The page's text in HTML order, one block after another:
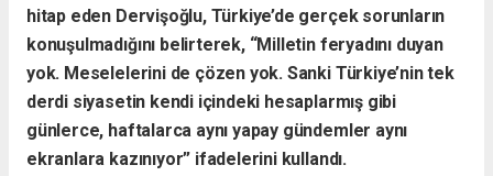
hitap eden Dervişoğlu, Türkiye’de gerçek sorunların
konuşulmadığını belirterek, “Milletin feryadını duyan
yok. Meselelerini de çözen yok. Sanki Türkiye’nin tek
derdi siyasetin kendi içindeki hesaplarmış gibi
günlerce, haftalarca aynı yapay gündemler aynı
ekranlara kazınıyor” ifadelerini kullandı.